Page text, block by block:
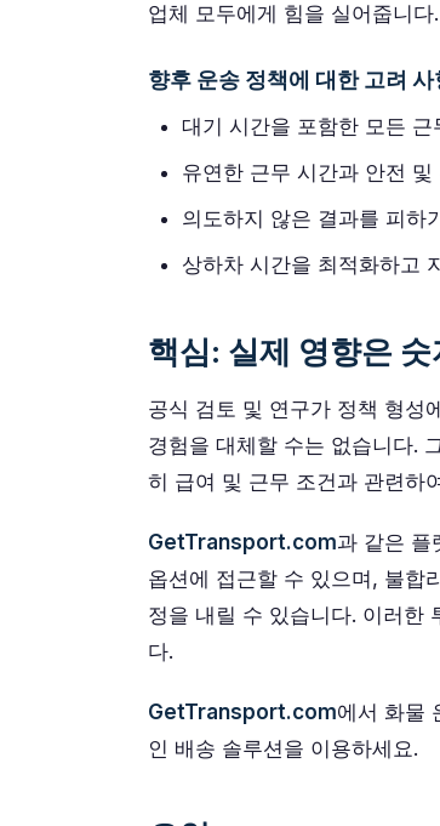
업체 모두에게 힘을 실어줍니다.
향후 운송 정책에 대한 고려 사
대기 시간을 포함한 모든
유연한 근무 시간과 안전
의도하지 않은 결과를 피하
상하차 시간을 최적화하고
핵심: 실제 영향은
공식 검토 및 연구가 정책 형성
경험을 대체할 수는 없습니다.
히 급여 및 근무 조건과 관련하
GetTransport.com과 같은 플
옵션에 접근할 수 있으며, 불합
정을 내릴 수 있습니다. 이러한
다.
GetTransport.com에서 화물
인 배송 솔루션을 이용하세요.